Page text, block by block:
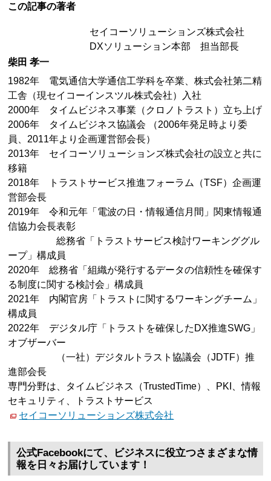
この記事の著者
セイコーソリューションズ株式会社
DXソリューション本部 担当部長
柴田 孝一
1982年 電気通信大学通信工学科を卒業、株式会社第二精
工舎（現セイコーインスツル株式会社）入社
2000年 タイムビジネス事業（クロノトラスト）立ち上げ
2006年 タイムビジネス協議会 （2006年発足時より委
員、2011年より企画運営部会長）
2013年 セイコーソリューションズ株式会社の設立と共に
移籍
2018年 トラストサービス推進フォーラム（TSF）企画運
営部会長
2019年 令和元年「電波の日・情報通信月間」関東情報通
信協力会長表彰
総務省「トラストサービス検討ワーキンググル
ープ」構成員
2020年 総務省「組織が発行するデータの信頼性を確保す
る制度に関する検討会」構成員
2021年 内閣官房「トラストに関するワーキングチーム」
構成員
2022年 デジタル庁「トラストを確保したDX推進SWG」
オブザーバー
（一社）デジタルトラスト協議会（JDTF）推
進部会長
専門分野は、タイムビジネス（TrustedTime）、PKI、情報
セキュリティ、トラストサービス
セイコーソリューションズ株式会社
公式Facebookにて、ビジネスに役立つさまざまな情
報を日々お届けしています！